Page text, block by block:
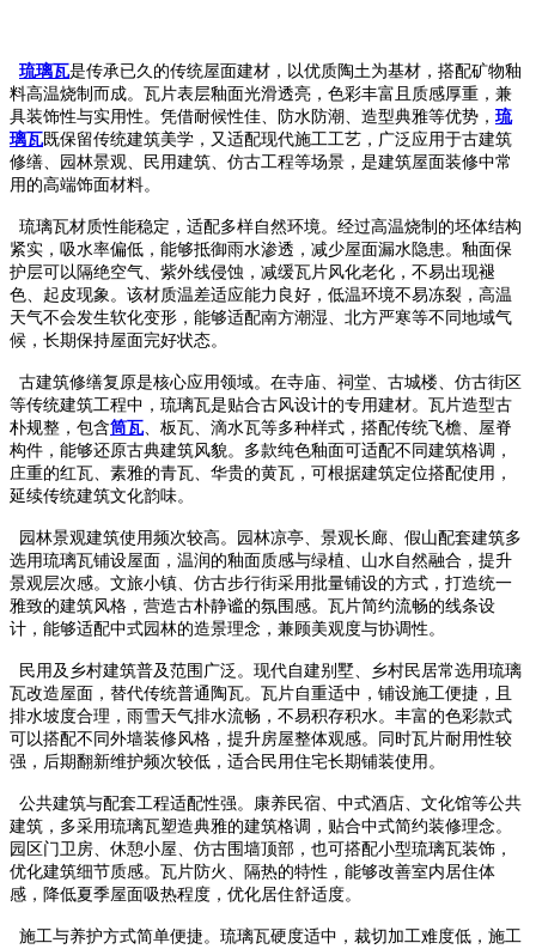
琉璃瓦是传承已久的传统屋面建材，以优质陶土为基材，搭配矿物釉
料高温烧制而成。瓦片表层釉面光滑透亮，色彩丰富且质感厚重，兼
具装饰性与实用性。凭借耐候性佳、防水防潮、造型典雅等优势， 琉
璃瓦既保留传统建筑美学，又适配现代施工工艺，广泛应用于古建筑
修缮、园林景观、民用建筑、仿古工程等场景，是建筑屋面装修中常
用的高端饰面材料。
琉璃瓦材质性能稳定，适配多样自然环境。经过高温烧制的坯体结构
紧实，吸水率偏低，能够抵御雨水渗透，减少屋面漏水隐患。釉面保
护层可以隔绝空气、紫外线侵蚀，减缓瓦片风化老化，不易出现褪
色、起皮现象。该材质温差适应能力良好，低温环境不易冻裂，高温
天气不会发生软化变形，能够适配南方潮湿、北方严寒等不同地域气
候，长期保持屋面完好状态。
古建筑修缮复原是核心应用领域。在寺庙、祠堂、古城楼、仿古街区
等传统建筑工程中，琉璃瓦是贴合古风设计的专用建材。瓦片造型古
朴规整，包含筒瓦、板瓦、滴水瓦等多种样式，搭配传统飞檐、屋脊
构件，能够还原古典建筑风貌。多款纯色釉面可适配不同建筑格调，
庄重的红瓦、素雅的青瓦、华贵的黄瓦，可根据建筑定位搭配使用，
延续传统建筑文化韵味。
园林景观建筑使用频次较高。园林凉亭、景观长廊、假山配套建筑多
选用琉璃瓦铺设屋面，温润的釉面质感与绿植、山水自然融合，提升
景观层次感。文旅小镇、仿古步行街采用批量铺设的方式，打造统一
雅致的建筑风格，营造古朴静谧的氛围感。瓦片简约流畅的线条设
计，能够适配中式园林的造景理念，兼顾美观度与协调性。
民用及乡村建筑普及范围广泛。现代自建别墅、乡村民居常选用琉璃
瓦改造屋面，替代传统普通陶瓦。瓦片自重适中，铺设施工便捷，且
排水坡度合理，雨雪天气排水流畅，不易积存积水。丰富的色彩款式
可以搭配不同外墙装修风格，提升房屋整体观感。同时瓦片耐用性较
强，后期翻新维护频次较低，适合民用住宅长期铺装使用。
公共建筑与配套工程适配性强。康养民宿、中式酒店、文化馆等公共
建筑，多采用琉璃瓦塑造典雅的建筑格调，贴合中式简约装修理念。
园区门卫房、休憩小屋、仿古围墙顶部，也可搭配小型琉璃瓦装饰，
优化建筑细节质感。瓦片防火、隔热的特性，能够改善室内居住体
感，降低夏季屋面吸热程度，优化居住舒适度。
施工与养护方式简单便捷。琉璃瓦硬度适中，裁切加工难度低，施工